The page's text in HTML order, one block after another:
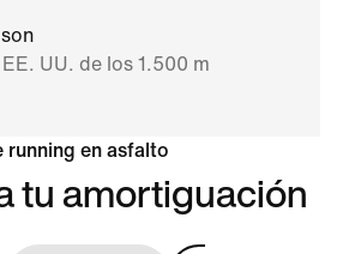
UU. de los 1.500 m
running en asfalto
tu amortiguación